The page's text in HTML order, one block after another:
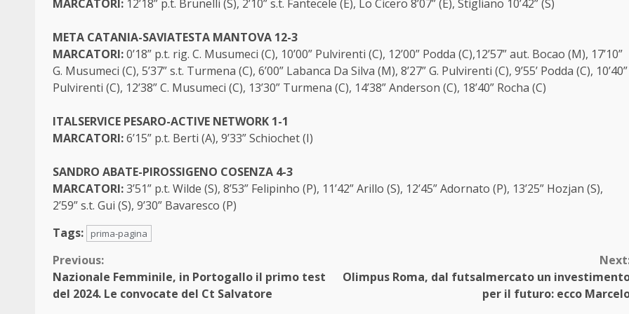
MARCATORI: 12’18” p.t. Brunelli (S), 2’10” s.t. Fantecele (E), Lo Cicero 8’07” (E), Stigliano 10’42” (S)
META CATANIA-SAVIATESTA MANTOVA 12-3
MARCATORI:0’18” p.t. rig. C. Musumeci (C), 10’00” Pulvirenti (C), 12’00” Podda (C),12’57” aut. Bocao (M), 17’10”
G. Musumeci (C), 5’37” s.t. Turmena (C), 6’00” Labanca Da Silva (M), 8’27” G. Pulvirenti (C), 9’55’ Podda (C), 10’40”
Pulvirenti (C), 12’38” C. Musumeci (C), 13’30” Turmena (C), 14’38” Anderson (C), 18’40” Rocha (C)
ITALSERVICE PESARO-ACTIVE NETWORK 1-1
MARCATORI:6’15” p.t. Berti (A), 9’33” Schiochet (I)
SANDRO ABATE-PIROSSIGENO COSENZA 4-3
MARCATORI:3’51” p.t. Wilde (S), 8’53” Felipinho (P), 11’42” Arillo (S), 12’45” Adornato (P), 13’25” Hozjan (S),
2’59” s.t. Gui (S), 9’30” Bavaresco (P)
Tags:
prima-pagina
Continue
Reading
Previous:
Nazionale Femminile, in Portogallo il primo test
del 2024. Le convocate del Ct Salvatore
Olimpus Roma, dal futsalmercato un
per il futuro: ecco